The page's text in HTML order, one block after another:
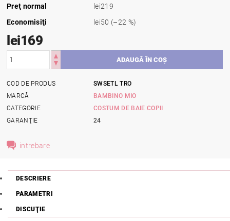
Preţ normal
lei219
Economisiţi
lei50 (–22 %)
lei169
COD DE PRODUS
SWSETL TRO
MARCĂ
BAMBINO MIO
CATEGORIE
COSTUM DE BAIE COPII
GARANŢIE
24
intrebare
DESCRIERE
PARAMETRI
DISCUŢIE